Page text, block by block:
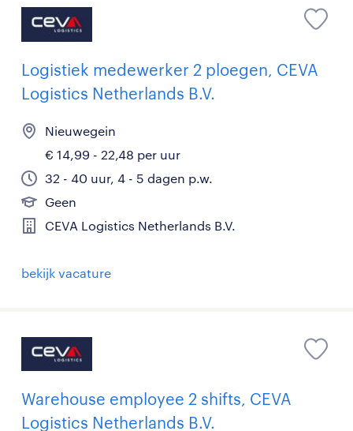
Logistiek medewerker 2 ploegen, CEVA
Logistics Netherlands B.V.
Nieuwegein
€ 14,99 - 22,48 per uur
32 - 40 uur, 4 - 5 dagen p.w.
Geen
CEVA Logistics Netherlands B.V.
bekijk vacature
Warehouse employee 2 shifts, CEVA
Logistics Netherlands B.V.